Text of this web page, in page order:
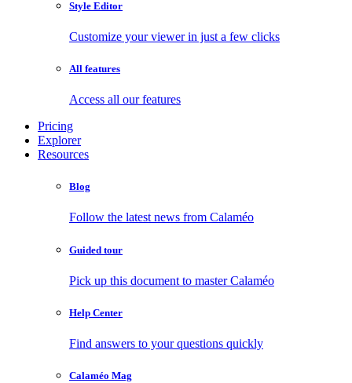
Style Editor
Customize your viewer in just a few clicks
All features
Access all our features
Pricing
Explorer
Resources
Blog
Follow the latest news from Calaméo
Guided tour
Pick up this document to master Calaméo
Help Center
Find answers to your questions quickly
Calaméo Mag